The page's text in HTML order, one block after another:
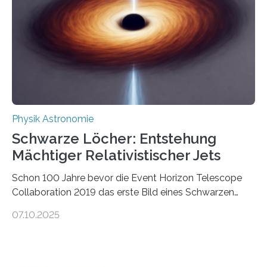
die Herleitung. (DOI: 10.1126/sciadv.adw8462)
Verbrennungsmotoren oder Dampfturbinen sind
Wärmekraftmaschinen: Sie wandeln thermische
Energie in mechanische Bewegung um – oder anders
ausgedrückt, Wärme in Bewegung. In
quantenmechanischen Experimenten ist es in den…
Physik Astronomie
Schwarze Löcher: Entstehung
Mächtiger Relativistischer Jets
Schon 100 Jahre bevor die Event Horizon Telescope
Collaboration 2019 das erste Bild eines Schwarzen
hatte der Astronom Heber Curtis einen seltsamen
07.10.2025